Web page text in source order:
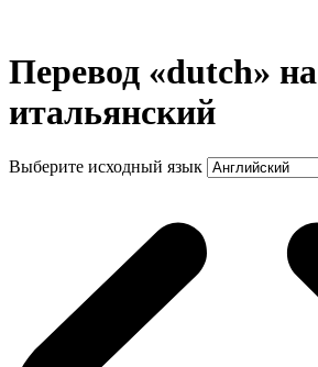
Перевод «dutch» на
итальянский
Выберите исходный язык